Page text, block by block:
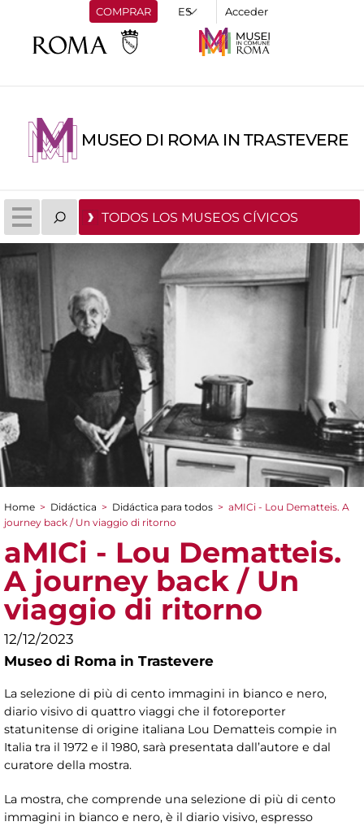
COMPRAR Acceder
MUSEO DI ROMA IN TRASTEVERE
TODOS LOS MUSEOS CÍVICOS
You are here
Home > Didáctica > Didáctica para todos > aMICi - Lou Dematteis. A
journey back / Un viaggio di ritorno
aMICi - Lou Dematteis.
A journey back / Un
viaggio di ritorno
12/12/2023
Museo di Roma in Trastevere
La selezione di più di cento immagini in bianco e nero,
diario visivo di quattro viaggi che il fotoreporter
statunitense di origine italiana Lou Dematteis compie in
Italia tra il 1972 e il 1980, sarà presentata dall’autore e dal
curatore della mostra.
La mostra, che comprende una selezione di più di cento
immagini in bianco e nero, è il diario visivo, espresso